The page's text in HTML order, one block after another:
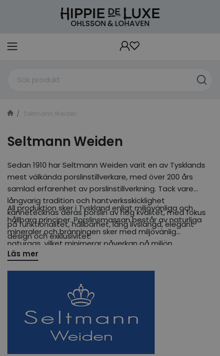
Seltmann Weiden
Seltmann Weiden
Sedan 1910 har Seltmann Weiden varit en av Tysklands
mest välkända porslinstillverkare, med över 200 års
samlad erfarenhet av porslinstillverkning. Tack vare
långvarig tradition och hantverksskicklighet
kännetecknas deras porslin av hög kvalitet, med fokus
på funktionalitet, hållbarhet, lång livslängd, elegant
design och exklusivitet.
All produktion sker i Tyskland enligt miljövänliga och
hållbara principer. Porslinsmassan består av naturliga
mineraler och bränningen sker med miljövänlig
naturgas, vilket minimerar påverkan på miljön.
Läs mer